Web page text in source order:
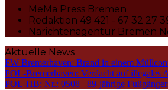
MeMa Press Bremen
Redaktion 49 421 - 67 32 27
Narichtenagentur Bremen
Aktuelle News
FW Bremerhaven: Brand in einem
POL-Bremerhaven: Verdacht auf illegales
POL-HB: Nr.: 0508 –89-jährige